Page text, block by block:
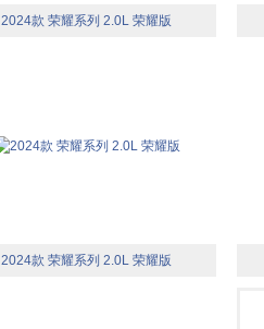
2024款 荣耀系列 2.0L 荣耀版
2024款 荣耀系列 2.0L 荣耀版